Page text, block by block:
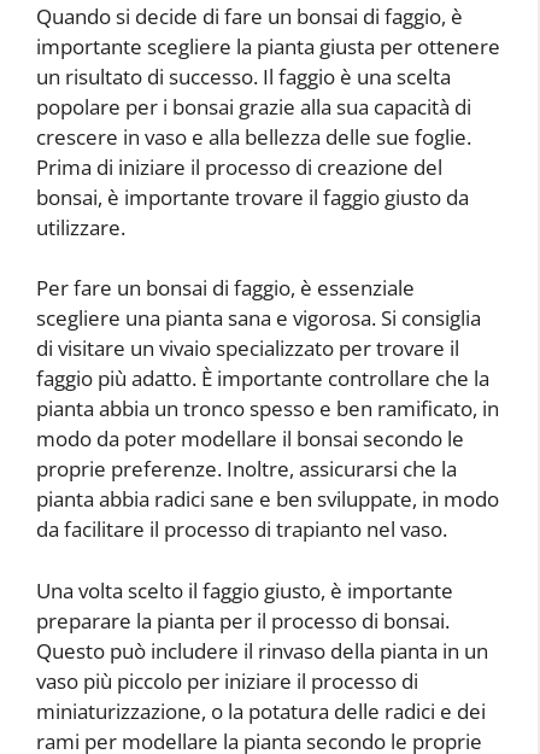
Quando si decide di fare un bonsai di faggio, è
importante scegliere la pianta giusta per ottenere
un risultato di successo. Il faggio è una scelta
popolare per i bonsai grazie alla sua capacità di
crescere in vaso e alla bellezza delle sue foglie.
Prima di iniziare il processo di creazione del
bonsai, è importante trovare il faggio giusto da
utilizzare.
Per fare un bonsai di faggio, è essenziale
scegliere una pianta sana e vigorosa. Si consiglia
di visitare un vivaio specializzato per trovare il
faggio più adatto. È importante controllare che la
pianta abbia un tronco spesso e ben ramificato, in
modo da poter modellare il bonsai secondo le
proprie preferenze. Inoltre, assicurarsi che la
pianta abbia radici sane e ben sviluppate, in modo
da facilitare il processo di trapianto nel vaso.
Una volta scelto il faggio giusto, è importante
preparare la pianta per il processo di bonsai.
Questo può includere il rinvaso della pianta in un
vaso più piccolo per iniziare il processo di
miniaturizzazione, o la potatura delle radici e dei
rami per modellare la pianta secondo le proprie